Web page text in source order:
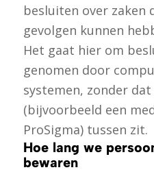
besluiten over zaken
gevolgen kunnen
Het gaat hier om
genomen door
systemen, zonder
(bijvoorbeeld een
ProSigma) tussen zit.
Hoe lang we
bewaren